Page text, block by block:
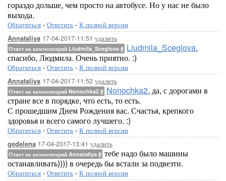
гораздо дольше, чем просто на автобусе. Но у нас не было
выхода.
Обратиться - Ответить - К полной версии
Annataliya 17-04-2017-11:51 удалить
Ответ на комментарий Liudmila_Sceglova # Liudmila_Sceglova,
спасибо, Людмила. Очень приятно. :)
Обратиться - Ответить - К полной версии
Annataliya 17-04-2017-11:52 удалить
Ответ на комментарий Nonochka2 # Nonochka2, да, с дорогами в
стране все в порядке, что есть, то есть.
С прошедшим Днем Рождения вас. Счастья, крепкого
здоровья и всего самого лучшего. :)
Обратиться - Ответить - К полной версии
gedelena 17-04-2017-13:41 удалить
Ответ на комментарий Annataliya # тебе надо было машины
останавливать)))) в очередь бы встали за подвезти.
Обратиться - Ответить - К полной версии